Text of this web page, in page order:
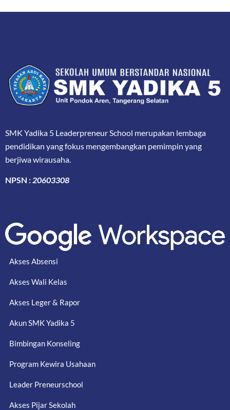
SMK Yadika 5 Leaderpreneur School merupakan lembaga
pendidikan yang fokus mengembangkan pemimpin yang
berjiwa wirausaha.
NPSN :20603308
Akses Absensi
Akses Wali Kelas
Akses Leger & Rapor
Akun SMK Yadika 5
Bimbingan Konseling
Program Kewira Usahaan
Leader Preneurschool
Akses Pijar Sekolah